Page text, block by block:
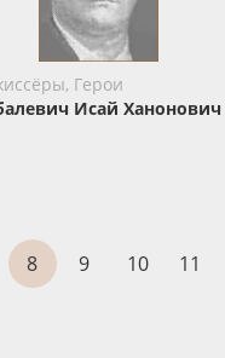
Герои
Исай Ханонович
8 9 10
11